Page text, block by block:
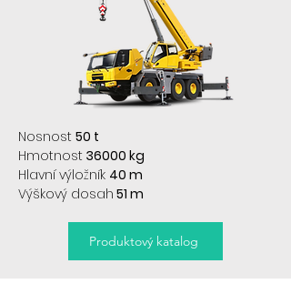
Nosnost 50 t
Hmotnost 36000 kg
Hlavní výložník 40 m
Výškový dosah 51 m
Produktový katalog